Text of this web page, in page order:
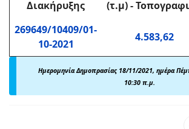
Διακήρυξης
(τ.μ)-
269649/10409/01-
10-2021
4.583,62
Ημερομηνία Δημοπρασίας 18/11/2021, ημέρα
10:30 π.μ.